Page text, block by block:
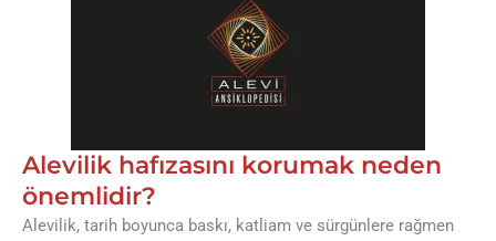
Alevilik hafızasını korumak neden
önemlidir?
Alevilik, tarih boyunca baskı, katliam ve sürgünlere rağmen